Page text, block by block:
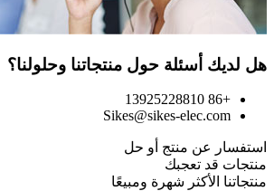
هل لديك أسئلة حول منتجاتنا وحلولنا؟
+86 13925228810
Sikes@sikes-elec.com
استفسار عن منتج أو حل
منتجات قد تعجبك
منتجاتنا الأكثر شهرة ومبيعًا